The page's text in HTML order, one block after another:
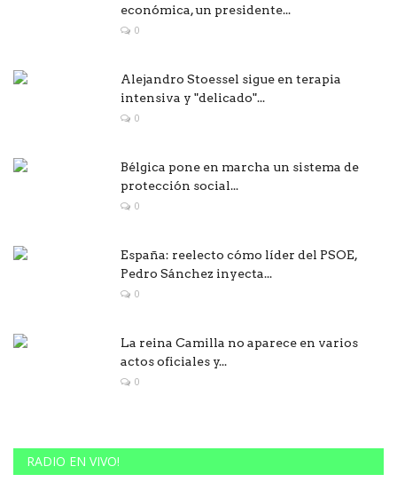
económica, un presidente...
0
Alejandro Stoessel sigue en terapia
intensiva y "delicado"...
0
Bélgica pone en marcha un sistema de
protección social...
0
España: reelecto cómo líder del PSOE,
Pedro Sánchez inyecta...
0
La reina Camilla no aparece en varios
actos oficiales y...
0
RADIO EN VIVO!